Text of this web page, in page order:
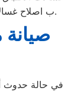
ب اصلاح غسالات اطباق دايو دون سحب الجهاز إلى الوكلاء.
في حالة حدوث